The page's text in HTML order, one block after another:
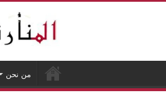
من نحن